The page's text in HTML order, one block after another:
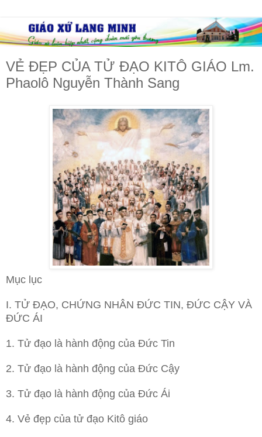
VẺ ĐẸP CỦA TỬ ĐẠO KITÔ GIÁO Lm.
Phaolô Nguyễn Thành Sang
Mục lục
I. TỬ ĐẠO, CHỨNG NHÂN ĐỨC TIN, ĐỨC CẬY VÀ
ĐỨC ÁI
1. Tử đạo là hành động của Đức Tin
2. Tử đạo là hành động của Đức Cậy
3. Tử đạo là hành động của Đức Ái
4. Vẻ đẹp của tử đạo Kitô giáo